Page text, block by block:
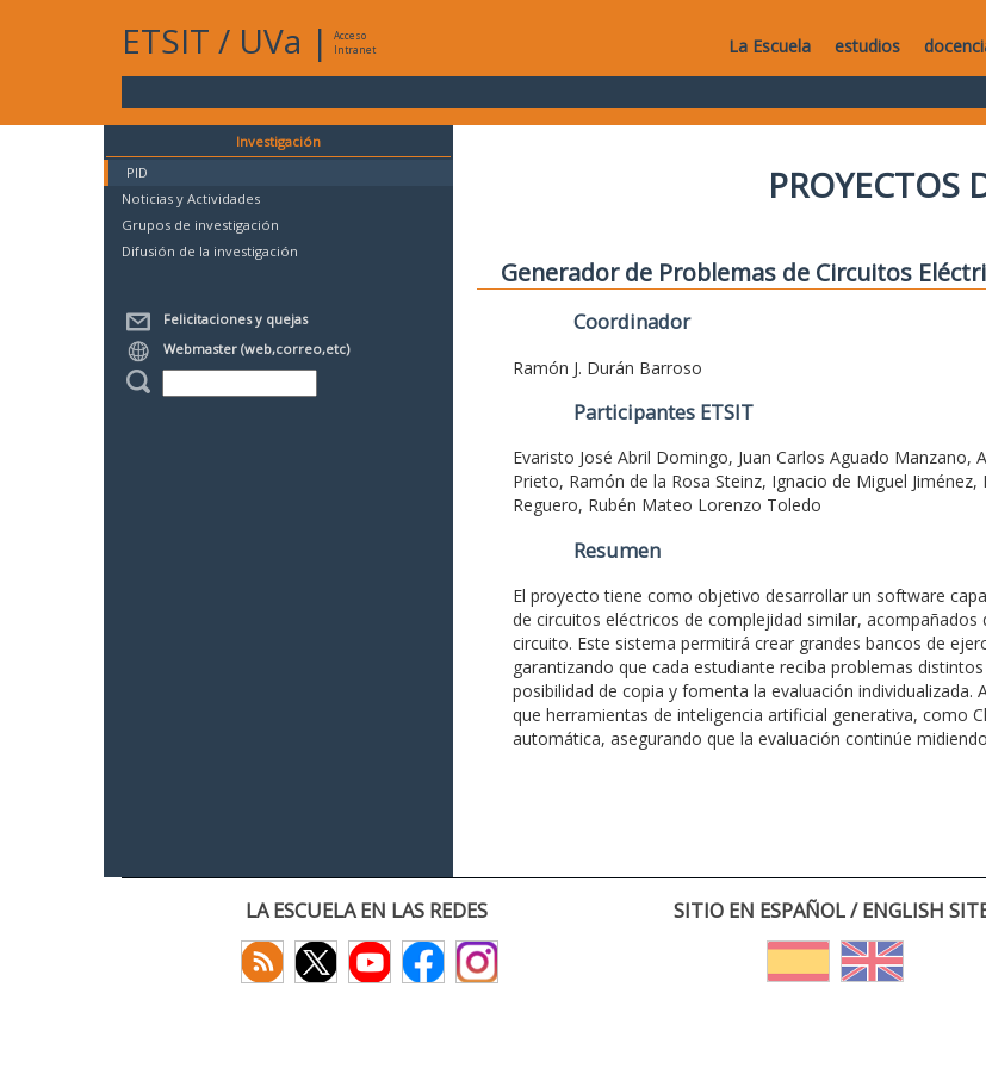
ETSIT / UVa |
Acceso
Intranet
La Escuela estudios
Investigación
PID
Noticias y Actividades
Grupos de investigación
Difusión de la investigación
Felicitaciones y quejas
Webmaster (web,correo,etc)
PROYECTOS
Generador de Problemas de Circuitos
Coordinador
Ramón J. Durán Barroso
Participantes ETSIT
Evaristo José Abril Domingo, Juan Carlos Aguado
Prieto, Ramón de la Rosa Steinz, Ignacio de Miguel
Reguero, Rubén Mateo Lorenzo Toledo
Resumen
El proyecto tiene como objetivo desarrollar un software
de circuitos eléctricos de complejidad similar,
circuito. Este sistema permitirá crear grandes bancos de
garantizando que cada estudiante reciba problemas
posibilidad de copia y fomenta la evaluación
que herramientas de inteligencia artificial generativa, como
automática, asegurando que la evaluación continúe
LA ESCUELA EN LAS REDES SITIO EN ESPAÑOL / ENGLISH